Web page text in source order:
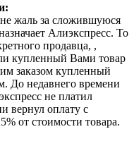
жаль за сложившуюся
Алиэкспресс. То
продавца, ,
купленный Вами товар
заказом купленный
До недавнего времени
не платил
вернул оплату с
от стоимости товара.